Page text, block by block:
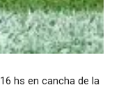
hs en cancha de la